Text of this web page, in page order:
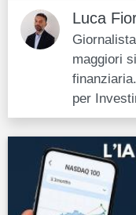
Luca
maggiori
per